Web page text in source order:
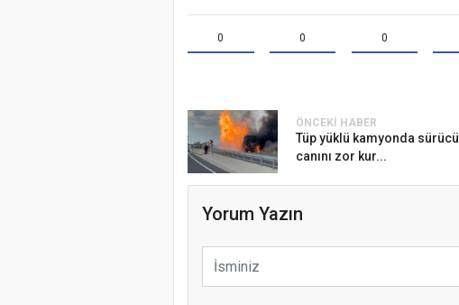
0 0 0
ÖNCEKI HABER
Tüp yüklü kamyonda sürücü
canını zor kur...
Yorum Yazın